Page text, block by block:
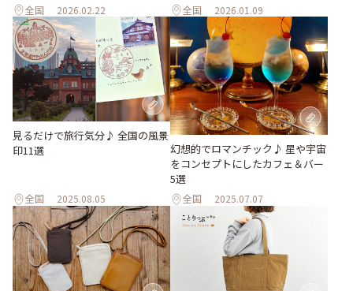
全国 2026.02.22 全国 2026.01.09
見るだけで旅行気分♪ 全国の風景
印11選
全国 2025.08.05
幻想的でロマンチック♪ 星や宇宙
をコンセプトにしたカフェ＆バー
5選
全国 2025.07.07